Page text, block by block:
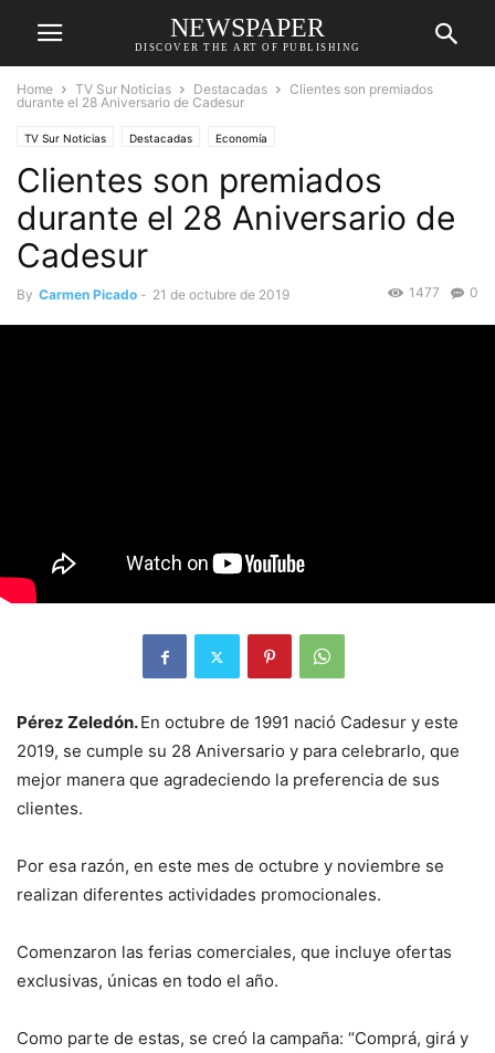
NEWSPAPER
DISCOVER THE ART OF PUBLISHING
Home TV Sur Noticias Destacadas
Clientes son premiados
durante el 28 Aniversario de Cadesur
TV Sur Noticias Destacadas Economía
Clientes son premiados
durante el 28 Aniversario de
Cadesur
By Carmen Picado - 21 de octubre de 2019 0
1477
Pérez Zeledón.En octubre de 1991 nació Cadesur y este
2019, se cumple su 28 Aniversario y para celebrarlo, que
mejor manera que agradeciendo la preferencia de sus
clientes.
Por esa razón, en este mes de octubre y noviembre se
realizan diferentes actividades promocionales.
Comenzaron las ferias comerciales, que incluye ofertas
exclusivas, únicas en todo el año.
Como parte de estas, se creó la campaña: “Comprá, girá y